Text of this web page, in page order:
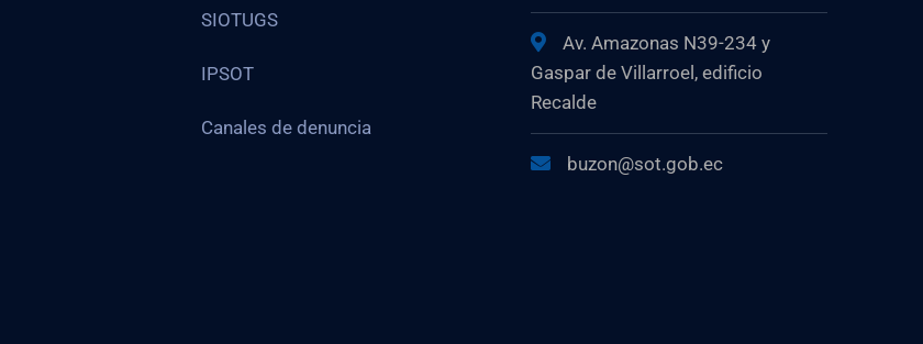
SIOTUGS
IPSOT
Canales de denuncia
Av. Amazonas N39-234 y
Gaspar de Villarroel, edificio
Recalde
buzon@sot.gob.ec